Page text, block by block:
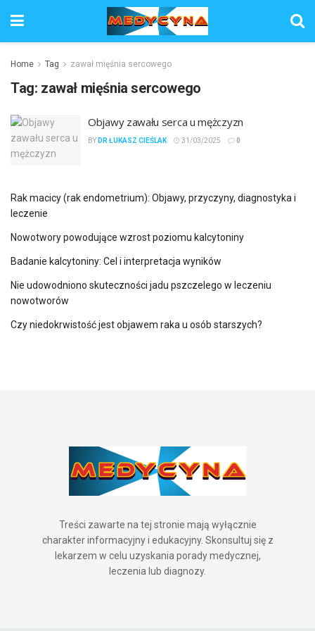
Home Tag zawał mięśnia sercowego
Tag: zawał mięśnia sercowego
Objawy zawału serca u mężczyzn
BY DR ŁUKASZ CIEŚLAK 31/03/2025 0
Rak macicy (rak endometrium): Objawy, przyczyny, diagnostyka i
leczenie
Nowotwory powodujące wzrost poziomu kalcytoniny
Badanie kalcytoniny: Cel i interpretacja wyników
Nie udowodniono skuteczności jadu pszczelego w leczeniu
nowotworów
Czy niedokrwistość jest objawem raka u osób starszych?
Treści zawarte na tej stronie mają wyłącznie
charakter informacyjny i edukacyjny. Skonsultuj się z
lekarzem w celu uzyskania porady medycznej,
leczenia lub diagnozy.